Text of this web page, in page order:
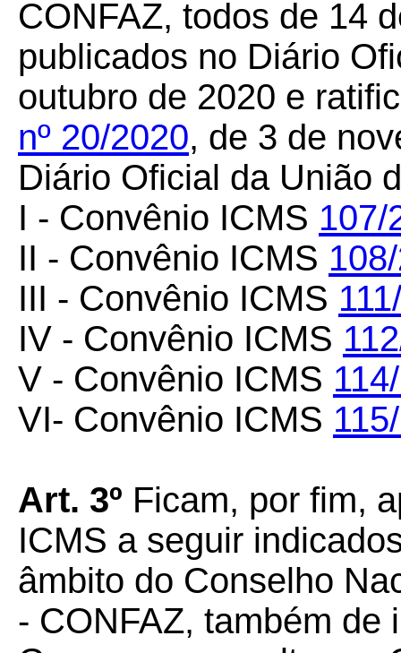
CONFAZ, todos de 14
publicados no Diário
outubro de 2020 e
nº 20/2020, de 3 de
Diário Oficial da União
I - Convênio ICMS 107/
II - Convênio ICMS
III - Convênio ICMS
IV - Convênio ICMS
V - Convênio ICMS
VI- Convênio ICMS
Art. 3º Ficam, por fim,
ICMS a seguir
âmbito do Conselho
- CONFAZ, também de